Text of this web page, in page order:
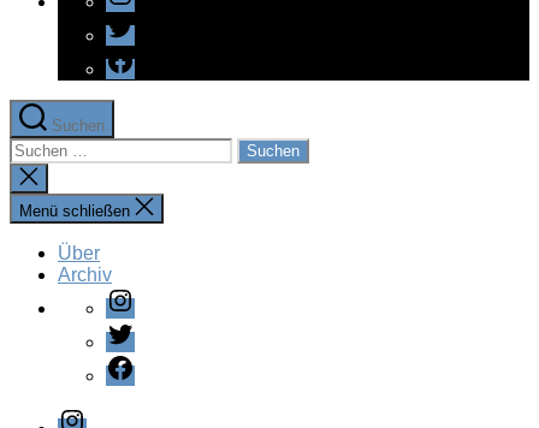
Twitter
Facebook
Suchen
Suchen
nach:
Suche
schließen
Menü schließen
Über
Archiv
Instagram
Twitter
Facebook
Instagram